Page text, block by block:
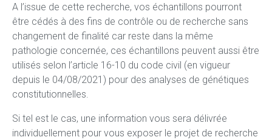
A l’issue de cette recherche, vos échantillons pourront
être cédés à des fins de contrôle ou de recherche sans
changement de finalité car reste dans la même
pathologie concernée, ces échantillons peuvent aussi être
utilisés selon l’article 16-10 du code civil (en vigueur
depuis le 04/08/2021) pour des analyses de génétiques
constitutionnelles.
Si tel est le cas, une information vous sera délivrée
individuellement pour vous exposer le projet de recherche